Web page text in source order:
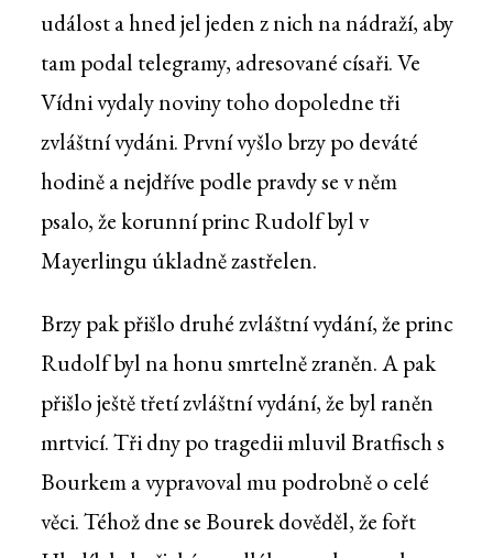
událost a hned jel jeden z nich na nádraží, aby
tam podal telegramy, adresované císaři. Ve
Vídni vydaly noviny toho dopoledne tři
zvláštní vydáni. První vyšlo brzy po deváté
hodině a nejdříve podle pravdy se v něm
psalo, že korunní princ Rudolf byl v
Mayerlingu úkladně zastřelen.
Brzy pak přišlo druhé zvláštní vydání, že princ
Rudolf byl na honu smrtelně zraněn. A pak
přišlo ještě třetí zvláštní vydání, že byl raněn
mrtvicí. Tři dny po tragedii mluvil Bratfisch s
Bourkem a vypravoval mu podrobně o celé
věci. Téhož dne se Bourek dověděl, že fořt